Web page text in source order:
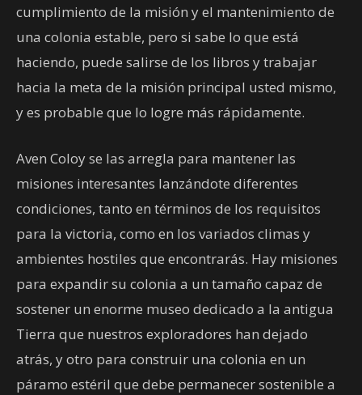
cumplimiento de la misión y el mantenimiento de
una colonia estable, pero si sabe lo que está
haciendo, puede salirse de los libros y trabajar
hacia la meta de la misión principal usted mismo,
y es probable que lo logre más rápidamente.
Aven Coloy se las arregla para mantener las
misiones interesantes lanzándote diferentes
condiciones, tanto en términos de los requisitos
para la victoria, como en los variados climas y
ambientes hostiles que encontrarás. Hay misiones
para expandir su colonia a un tamaño capaz de
sostener un enorme museo dedicado a la antigua
Tierra que nuestros exploradores han dejado
atrás, y otro para construir una colonia en un
páramo estéril que debe permanecer sostenible a